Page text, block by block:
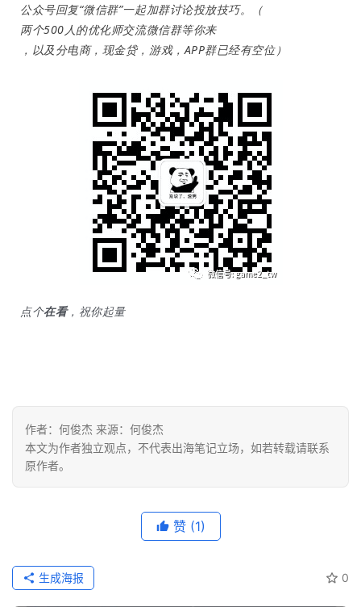
选
公众号回复“微信群”一起加群讨论投放技巧。（
两个500人的优化师交流微信群等你来
，以及分电商，现金贷，游戏，APP群已经有空位）
点个在看，祝你起量
作者：何俊杰 来源：何俊杰
本文为作者独立观点，不代表出海笔记立场，如若转载请联系
原作者。
赞 (1)
0
生成海报